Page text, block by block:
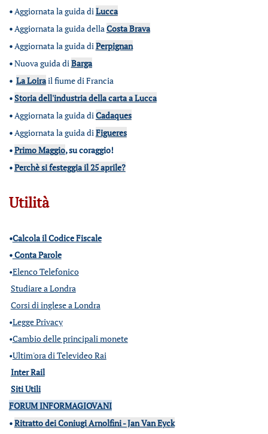
•Aggiornata la guida diLucca
•Aggiornata la guida dellaCosta Brava
•Aggiornata la guida diPerpignan
•Nuova guida diBarga
• La Loirail fiume di Francia
•Storia dell'industria della carta a Lucca
•Aggiornata la guida diCadaques
•Aggiornata la guida diFigueres
•Primo Maggio, su coraggio!
•Perchè si festeggia il 25 aprile?
Utilità
•Calcola il Codice Fiscale
•Conta Parole
•Elenco Telefonico
Studiare a Londra
Corsi di inglese a Londra
•Legge Privacy
•Cambio delle principali monete
•Ultim'ora di Televideo Rai
Inter Rail
Siti Utili
FORUM INFORMAGIOVANI
•Ritratto dei Coniugi Arnolfini - Jan Van Eyck